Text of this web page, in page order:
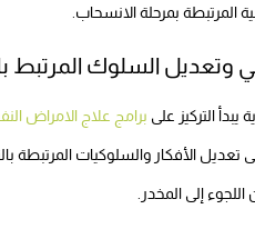
المرتبطة بمرحلة الانسحاب.
وتعديل السلوك المرتبط
يبدأ التركيز على برامج علاج الامراض
تعديل الأفكار والسلوكيات
إلى المخدر.